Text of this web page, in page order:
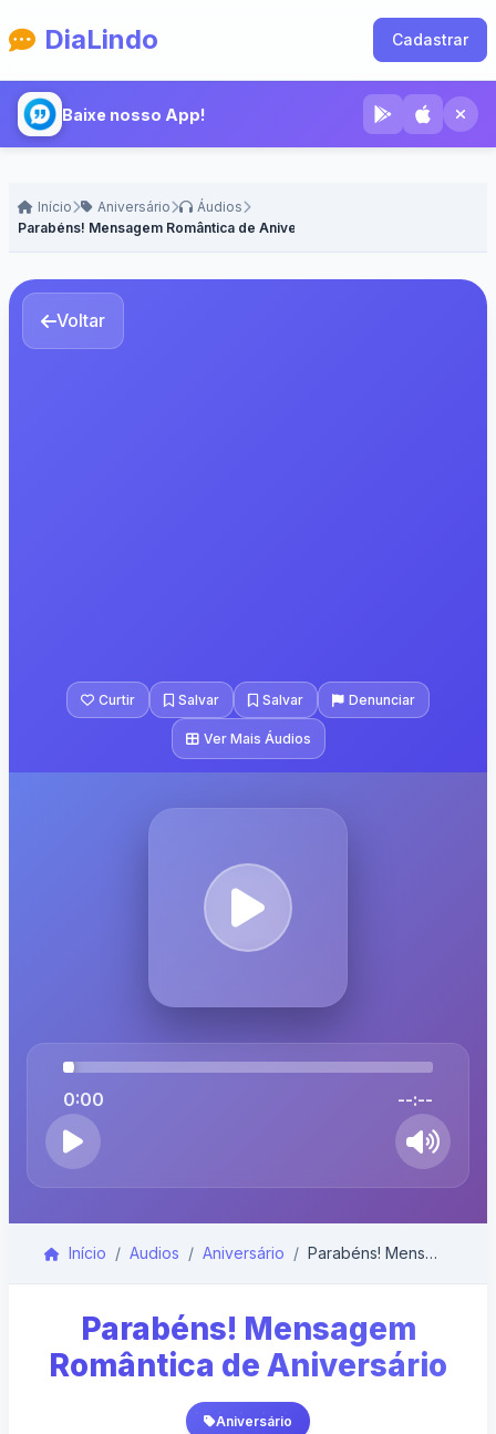
DiaLindo Cadastrar
Baixe nosso App!
Início Aniversário
Áudios
Parabéns! Mensagem Romântica de Aniversário
Voltar
Curtir Salvar Salvar Denunciar
Ver Mais Áudios
0:00 --:--
Início Audios Aniversário Parabéns! Mensagem Romântica de Aniversário
Parabéns! Mensagem
Romântica de Aniversário
Aniversário